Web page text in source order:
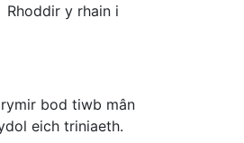
y rhain i
bod tiwb mân
eich triniaeth.